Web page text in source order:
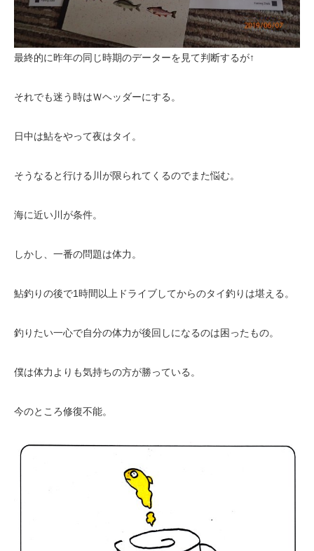
最終的に昨年の同じ時期のデーターを見て判断するが↑
それでも迷う時はＷヘッダーにする。
日中は鮎をやって夜はタイ。
そうなると行ける川が限られてくるのでまた悩む。
海に近い川が条件。
しかし、一番の問題は体力。
鮎釣りの後で1時間以上ドライブしてからのタイ釣りは堪える。
釣りたい一心で自分の体力が後回しになるのは困ったもの。
僕は体力よりも気持ちの方が勝っている。
今のところ修復不能。